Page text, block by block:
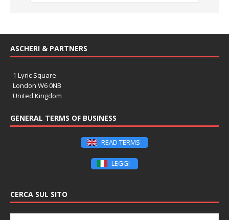
ASCHERI & PARTNERS
1 Lyric Square
London W6 0NB
United Kingdom
GENERAL TERMS OF BUSINESS
READ TERMS
LEGGI
CERCA SUL SITO